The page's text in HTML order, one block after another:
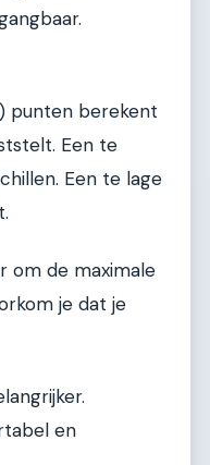
punten berekent
Een te
Een te lage
om de maximale
je dat je
en